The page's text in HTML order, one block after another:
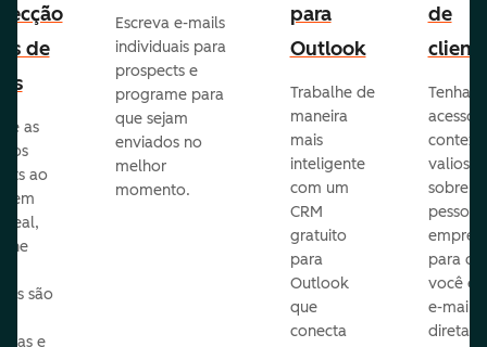
de
as
ao
em
real,
são
e
Escreva e-mails
individuais para
prospects e
programe para
que sejam
enviados no
melhor
momento.
para
Outlook
Trabalhe de
maneira
mais
inteligente
com um
CRM
gratuito
para
Outlook
que
conecta
de
Tenha
acesso
valioso
sobre as
para
você
e-mails